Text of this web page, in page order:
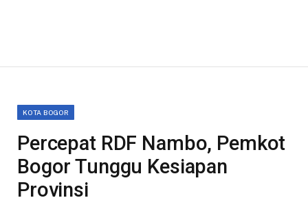
KOTA BOGOR
Percepat RDF Nambo, Pemkot
Bogor Tunggu Kesiapan
Provinsi